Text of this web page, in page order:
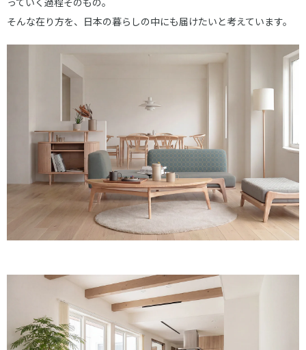
そんな在り方を、日本の暮らしの中にも届けたいと考えています。